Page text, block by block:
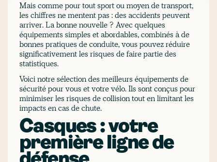
Mais comme pour tout sport ou moyen de transport,
les chiffres ne mentent pas : des accidents peuvent
arriver. La bonne nouvelle ? Avec quelques
équipements simples et abordables, combinés à de
bonnes pratiques de conduite, vous pouvez réduire
significativement les risques de faire partie des
statistiques.
Voici notre sélection des meilleurs équipements de
sécurité pour vous et votre vélo. Ils sont conçus pour
minimiser les risques de collision tout en limitant les
impacts en cas de chute.
Casques : votre
première ligne de